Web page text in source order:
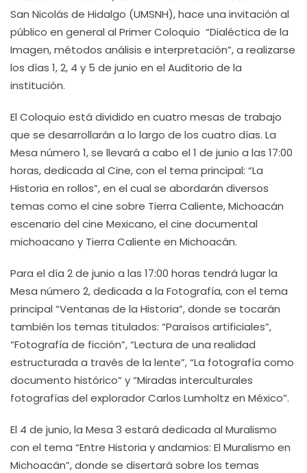
San Nicolás de Hidalgo (UMSNH), hace una invitación al
público en general al Primer Coloquio “Dialéctica de la
Imagen, métodos análisis e interpretación”, a realizarse
los días 1, 2, 4 y 5 de junio en el Auditorio de la
institución.
El Coloquio está dividido en cuatro mesas de trabajo
que se desarrollarán a lo largo de los cuatro días. La
Mesa número 1, se llevará a cabo el 1 de junio a las 17:00
horas, dedicada al Cine, con el tema principal: “La
Historia en rollos”, en el cual se abordarán diversos
temas como el cine sobre Tierra Caliente, Michoacán
escenario del cine Mexicano, el cine documental
michoacano y Tierra Caliente en Michoacán.
Para el día 2 de junio a las 17:00 horas tendrá lugar la
Mesa número 2, dedicada a la Fotografía, con el tema
principal “Ventanas de la Historia”, donde se tocarán
también los temas titulados: “Paraísos artificiales”,
“Fotografía de ficción”, “Lectura de una realidad
estructurada a través de la lente”, “La fotografía como
documento histórico” y “Miradas interculturales
fotografías del explorador Carlos Lumholtz en México”.
El 4 de junio, la Mesa 3 estará dedicada al Muralismo
con el tema “Entre Historia y andamios: El Muralismo en
Michoacán”, donde se disertará sobre los temas